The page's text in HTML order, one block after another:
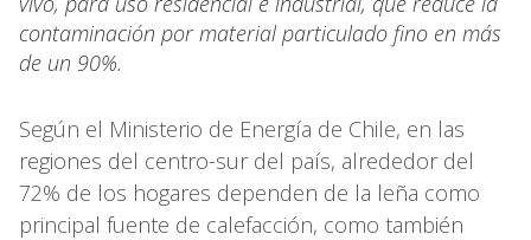
contaminación por material particulado fino en más
de un 90%.
Según el Ministerio de Energía de Chile, en las
regiones del centro-sur del país, alrededor del
72% de los hogares dependen de la leña como
principal fuente de calefacción, como también